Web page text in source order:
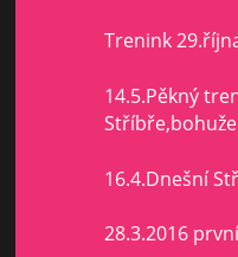
Trenink
14.5.Pěkný
16.4.Dnešní
28.3.2016